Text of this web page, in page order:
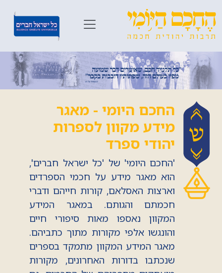
החכם היומי - מאגר
מידע מקוון לספרות
יהודי ספרד
'החכם היומי' של 'כל ישראל חברים',
הוא מאגר מידע על חכמי הספרדים
וארצות האסלאם, קורות חייהם ודברי
חכמתם והגותם. במאגר המידע
המקוון נאספו מאות סיפורי חיים
והונגשו אלפי מקורות מתוך כתביהם.
מאגר המידע המקוון מתמקד בספרים
שנכתבו בדורות האחרונים, מקורות